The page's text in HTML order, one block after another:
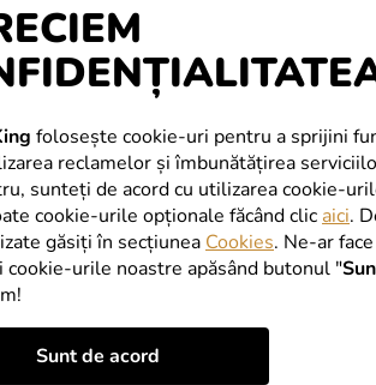
folosește cookie-uri pentru a sprijini
reclamelor și îmbunătățirea
sunteți de acord cu utilizarea cookie-
cookie-urile opționale făcând clic aici.
găsiți în secțiunea Cookies. Ne-ar
cookie-urile noastre apăsând butonul "
Sunt de acord
Dar puteţi vizualiza alte
INAPOI ÎN MAGAZIN
TRANSPORT
GRATUIT